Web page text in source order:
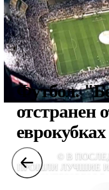
Футбол.
отстранен
еврокубках
© В
ПРОШЛИ ЛУЧШИЕ